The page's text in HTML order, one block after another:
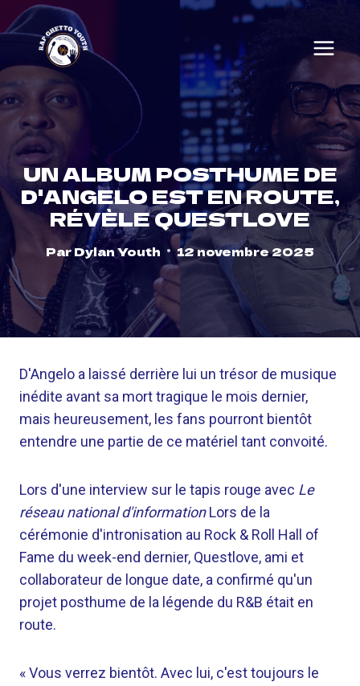
Skip
to
content
UN ALBUM POSTHUME DE
D'ANGELO EST EN ROUTE,
RÉVÈLE QUESTLOVE
ParDylan Youth 12 novembre 2025
D'Angelo a laissé derrière lui un trésor de musique
inédite avant sa mort tragique le mois dernier,
mais heureusement, les fans pourront bientôt
entendre une partie de ce matériel tant convoité.
Lors d'une interview sur le tapis rouge avec Le
réseau national d'informationLors de la
cérémonie d'intronisation au Rock & Roll Hall of
Fame du week-end dernier, Questlove, ami et
collaborateur de longue date, a confirmé qu'un
projet posthume de la légende du R&B était en
route.
« Vous verrez bientôt. Avec lui, c'est toujours le